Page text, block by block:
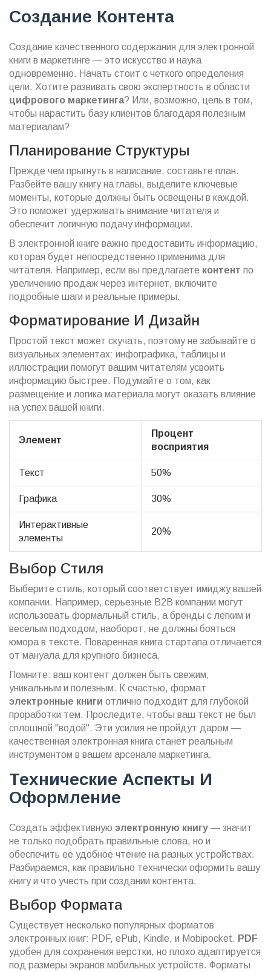
Создание Контента
Создание качественного содержания для электронной
книги в маркетинге — это искусство и наука
одновременно. Начать стоит с четкого определения
цели. Хотите развивать свою экспертность в области
цифрового маркетинга? Или, возможно, цель в том,
чтобы нарастить базу клиентов благодаря полезным
материалам?
Планирование Структуры
Прежде чем прыгнуть в написание, составьте план.
Разбейте вашу книгу на главы, выделите ключевые
моменты, которые должны быть освещены в каждой.
Это поможет удерживать внимание читателя и
обеспечит логичную подачу информации.
В электронной книге важно предоставить информацию,
которая будет непосредственно применима для
читателя. Например, если вы предлагаете контент по
увеличению продаж через интернет, включите
подробные шаги и реальные примеры.
Форматирование И Дизайн
Простой текст может скучать, поэтому не забывайте о
визуальных элементах: инфографика, таблицы и
иллюстрации помогут вашим читателям усвоить
информацию быстрее. Подумайте о том, как
размещение и логика материала могут оказать влияние
на успех вашей книги.
Элемент
Процент
восприятия
Текст 50%
Графика 30%
Интерактивные
элементы
20%
Выбор Стиля
Выберите стиль, который соответствует имиджу вашей
компании. Например, серьезные B2B компании могут
использовать формальный стиль, а бренды с легким и
веселым подходом, наоборот, не должны бояться
юмора в тексте. Поваренная книга стартапа отличается
от мануала для крупного бизнеса.
Помните: ваш контент должен быть свежим,
уникальным и полезным. К счастью, формат
электронные книги отлично подходит для глубокой
проработки тем. Проследите, чтобы ваш текст не был
сплошной "водой". Эти усилия не пройдут даром —
качественная электронная книга станет реальным
инструментом в вашем арсенале маркетинга.
Технические Аспекты И
Оформление
Создать эффективную электронную книгу — значит
не только подобрать правильные слова, но и
обеспечить ее удобное чтение на разных устройствах.
Разбираемся, как правильно технически оформить вашу
книгу и что учесть при создании контента.
Выбор Формата
Существует несколько популярных форматов
электронных книг: PDF, ePub, Kindle, и Mobipocket. PDF
удобен для сохранения верстки, но плохо адаптируется
под размеры экранов мобильных устройств. Форматы